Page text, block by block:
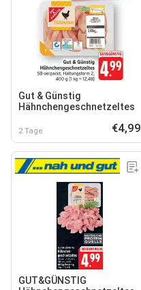
Gut & Günstig
Hähnchengeschnetzeltes
2 Tage €4,99
GUT&GÜNSTIG